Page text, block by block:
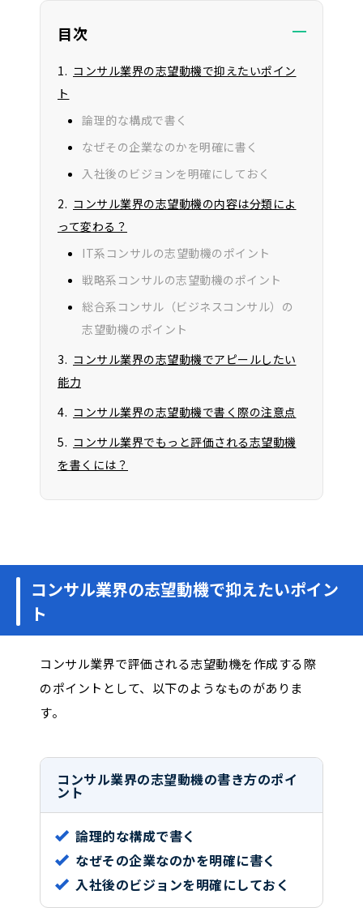
た場合にサービスの提供元の企業様より報酬を受け
取ることがあります。ただし、当サイトはユーザーの
響を及ぼすことはありません。
目次
コンサル業界の志望動機で抑えたいポイン
ト
論理的な構成で書く
なぜその企業なのかを明確に書く
入社後のビジョンを明確にしておく
コンサル業界の志望動機の内容は分類によ
って変わる？
IT系コンサルの志望動機のポイント
戦略系コンサルの志望動機のポイント
総合系コンサル（ビジネスコンサル）の
志望動機のポイント
コンサル業界の志望動機でアピールしたい
能力
コンサル業界の志望動機で書く際の注意点
コンサル業界でもっと評価される志望動機
を書くには？
コンサル業界の志望動機で抑えたいポイン
ト
コンサル業界で評価される志望動機を作成する際
のポイントとして、以下のようなものがありま
す。
コンサル業界の志望動機の書き方のポイ
ント
論理的な構成で書く
なぜその企業なのかを明確に書く
入社後のビジョンを明確にしておく